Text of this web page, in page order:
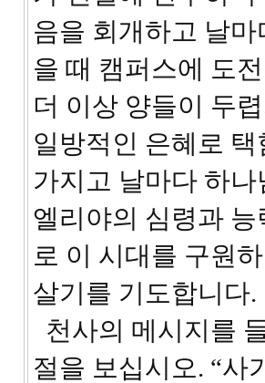
음을 회개하고 날
을 때 캠퍼스에 도
더 이상 양들이 두
일방적인 은혜로
가지고 날마다 하
엘리야의 심령과
로 이 시대를 구원
살기를 기도합니다.
천사의 메시지를
절을 보십시오. “사